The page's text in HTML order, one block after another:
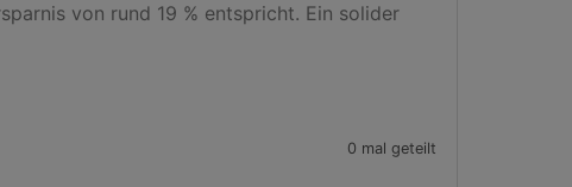
von rund 19 % entspricht. Ein solider
0 mal geteilt